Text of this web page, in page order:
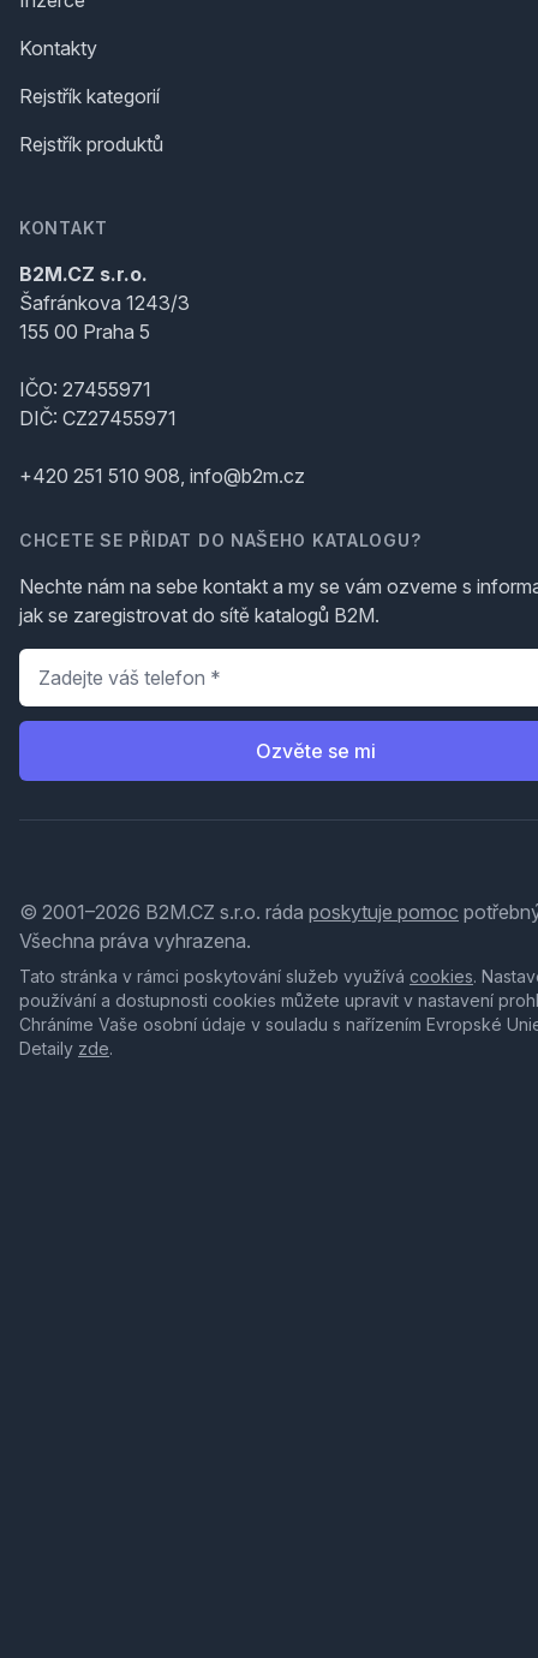
Kontakty
Rejstřík kategorií
Rejstřík produktů
KONTAKT
B2M.CZ s.r.o.
Šafránkova 1243/3
155 00 Praha 5
IČO: 27455971
DIČ: CZ27455971
+420 251 510 908, info@b2m.cz
CHCETE SE PŘIDAT DO NAŠEHO KATALOGU?
Nechte nám na sebe kontakt a my se vám ozveme s
jak se zaregistrovat do sítě katalogů B2M.
Telefon
Ozvěte se mi
© 2001–2026 B2M.CZ s.r.o. ráda poskytuje pomoc
Všechna práva vyhrazena.
Tato stránka v rámci poskytování služeb využívá cookies.
používání a dostupnosti cookies můžete upravit v nastavení
Chráníme Vaše osobní údaje v souladu s nařízením Evropské
Detaily zde.